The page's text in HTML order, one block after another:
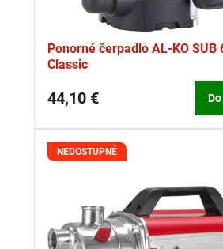
Ponorné čerpadlo AL-KO SUB
Classic
44,10 €
NEDOSTUPNÉ